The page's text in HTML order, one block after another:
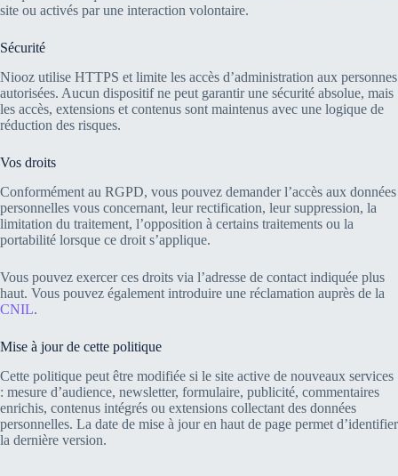
site ou activés par une interaction volontaire.
Sécurité
Niooz utilise HTTPS et limite les accès d’administration aux personnes
autorisées. Aucun dispositif ne peut garantir une sécurité absolue, mais
les accès, extensions et contenus sont maintenus avec une logique de
réduction des risques.
Vos droits
Conformément au RGPD, vous pouvez demander l’accès aux données
personnelles vous concernant, leur rectification, leur suppression, la
limitation du traitement, l’opposition à certains traitements ou la
portabilité lorsque ce droit s’applique.
Vous pouvez exercer ces droits via l’adresse de contact indiquée plus
haut. Vous pouvez également introduire une réclamation auprès de la
CNIL.
Mise à jour de cette politique
Cette politique peut être modifiée si le site active de nouveaux services
: mesure d’audience, newsletter, formulaire, publicité, commentaires
enrichis, contenus intégrés ou extensions collectant des données
personnelles. La date de mise à jour en haut de page permet d’identifier
la dernière version.